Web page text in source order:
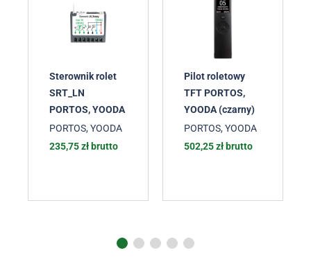
Sterownik rolet
SRT_LN
PORTOS, YOODA
PORTOS, YOODA
235,75zł brutto
Pilot roletowy
TFT PORTOS,
YOODA (czarny)
PORTOS, YOODA
502,25zł brutto